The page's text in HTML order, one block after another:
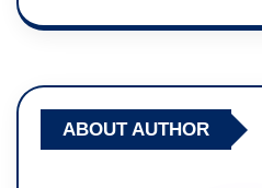
ABOUT AUTHOR